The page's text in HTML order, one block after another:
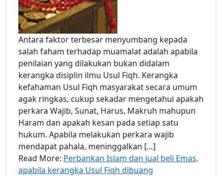
Antara faktor terbesar menyumbang kepada
salah faham terhadap muamalat adalah apabila
penilaian yang dilakukan bukan didalam
kerangka disiplin ilmu Usul Fiqh. Kerangka
kefahaman Usul Fiqh masyarakat secara umum
agak ringkas, cukup sekadar mengetahui apakah
perkara Wajib, Sunat, Harus, Makruh mahupun
Haram dan apakah kesan pada setiap satu
hukum. Apabila melakukan perkara wajib
mendapat pahala, meninggalkan […]
Read More: Perbankan Islam dan jual beli Emas,
apabila kerangka Usul Fiqh dibuang